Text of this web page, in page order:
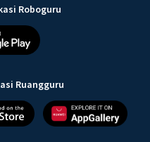
Roboguru
Ruangguru